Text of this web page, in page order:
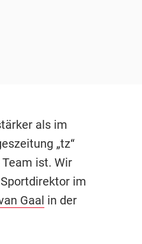
als im
„tz“
ist. Wir
im
Gaal in der